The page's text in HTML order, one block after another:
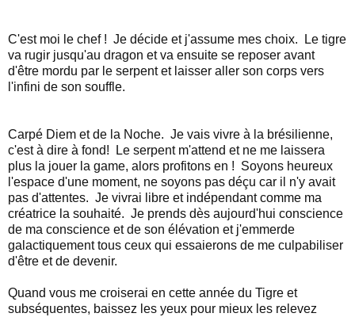
C'est moi le chef ! Je décide et j'assume mes choix. Le tigre
va rugir jusqu'au dragon et va ensuite se reposer avant
d'être mordu par le serpent et laisser aller son corps vers
l'infini de son souffle.
Carpé Diem et de la Noche. Je vais vivre à la brésilienne,
c'est à dire à fond! Le serpent m'attend et ne me laissera
plus la jouer la game, alors profitons en ! Soyons heureux
l'espace d'une moment, ne soyons pas déçu car il n'y avait
pas d'attentes. Je vivrai libre et indépendant comme ma
créatrice la souhaité. Je prends dès aujourd'hui conscience
de ma conscience et de son élévation et j'emmerde
galactiquement tous ceux qui essaierons de me culpabiliser
d'être et de devenir.
Quand vous me croiserai en cette année du Tigre et
subséquentes, baissez les yeux pour mieux les relevez